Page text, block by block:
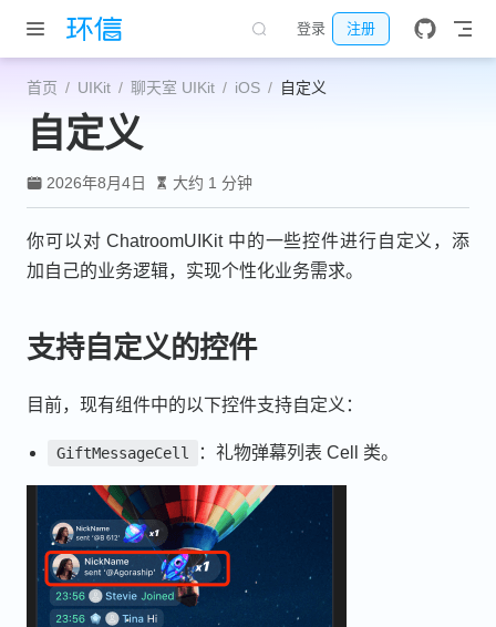
跳至主要內容
登录 注册
首页 UIKit 聊天室 UIKit iOS 自定义
自定义
2026年8月4日 大约 1 分钟
你可以对 ChatroomUIKit 中的一些控件进行自定义，添
加自己的业务逻辑，实现个性化业务需求。
支持自定义的控件
目前，现有组件中的以下控件支持自定义：
GiftMessageCell ：礼物弹幕列表 Cell 类。